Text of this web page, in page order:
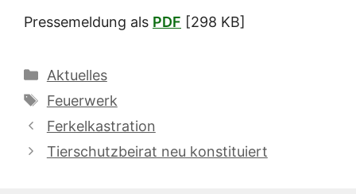
Pressemeldung als PDF [298 KB]
Kategorien
Aktuelles
Schlagwörter
Feuerwerk
Ferkelkastration
Tierschutzbeirat neu konstituiert